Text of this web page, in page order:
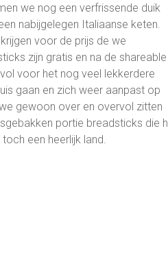
we nog een verfrissende duik
nabijgelegen Italiaanse keten.
voor de prijs de we
zijn gratis en na de shareable
voor het nog veel lekkerdere
gaan en zich weer aanpast op
gewoon over en overvol zitten
portie breadsticks die
een heerlijk land.